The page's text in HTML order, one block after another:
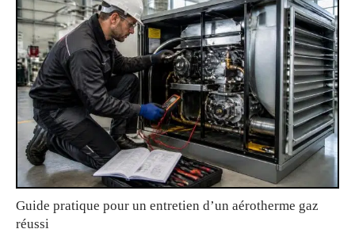
Guide pratique pour un entretien d’un aérotherme gaz
réussi